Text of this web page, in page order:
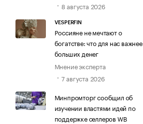
8 августа 2026
VESPERFIN
Россияне не мечтают о
богатстве: что для нас важнее
больших денег
Мнение эксперта
7 августа 2026
Минпромторг сообщил об
изучении властями идей по
поддержке селлеров WB